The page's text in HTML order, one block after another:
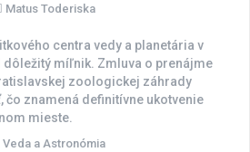
Matus Toderiska
centra vedy a planetária v
míľnik. Zmluva o prenájme
zoologickej záhrady
čo znamená definitívne ukotvenie
mieste.
Veda a Astronómia